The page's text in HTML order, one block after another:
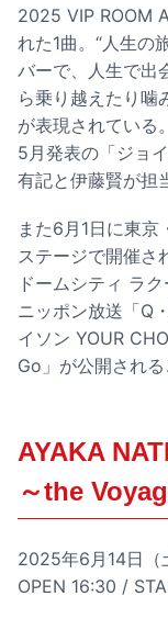
2025 VIP ROOM
れた1曲。“人生の
バーで、人生で出
ら乗り越えたり噛
が表現されている
5月発表の「ジョ
有記と伊藤賢が担
また6月1日に東
ステージで開催さ
ドームシティ ラ
ニッポン放送「Q
イソン YOUR
Go」が公開される
AYAKA
～the
2025年6月14日（
OPEN 16:30 /